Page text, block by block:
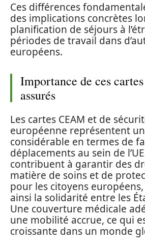
Ces différences
des implications concrètes
planification de séjours à
périodes de travail dans
européens.
Importance de ces
assurés
Les cartes CEAM et de
européenne représentent
considérable en termes de
déplacements au sein de
contribuent à garantir des
matière de soins et de
pour les citoyens
ainsi la solidarité entre les
Une couverture médicale
une mobilité accrue, ce qui
croissante dans un monde